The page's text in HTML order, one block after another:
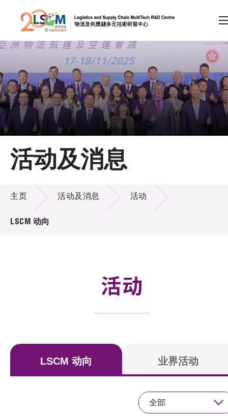
跳到内容（按回车键）
会员登录
A A EN 繁 简
主页
关于LSCM
技术商品化
项目及资助计划
资讯中心
科技分享
活动及消息
活动及消息
主页 活动及消息 活动
LSCM 动向
活动
LSCM 动向 业界活动
全部